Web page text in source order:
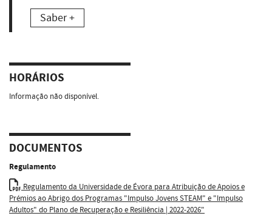
Saber +
HORÁRIOS
Informação não disponível.
DOCUMENTOS
Regulamento
Regulamento da Universidade de Évora para Atribuição de Apoios e
Prémios ao Abrigo dos Programas "Impulso Jovens STEAM" e "Impulso
Adultos" do Plano de Recuperação e Resiliência | 2022-2026"